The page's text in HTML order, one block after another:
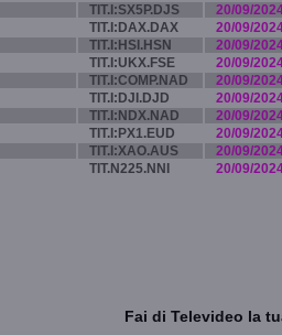
TIT.I:SX5P.DJS
20/09/
TIT.I:DAX.DAX
20/09/
TIT.I:HSI.HSN
20/09/
TIT.I:UKX.FSE
20/09/
TIT.I:COMP.NAD
20/09/
TIT.I:DJI.DJD
20/09/
TIT.I:NDX.NAD
20/09/
TIT.I:PX1.EUD
20/09/
TIT.I:XAO.AUS
20/09/
TIT.N225.NNI 20/09/
Fai di Televideo la